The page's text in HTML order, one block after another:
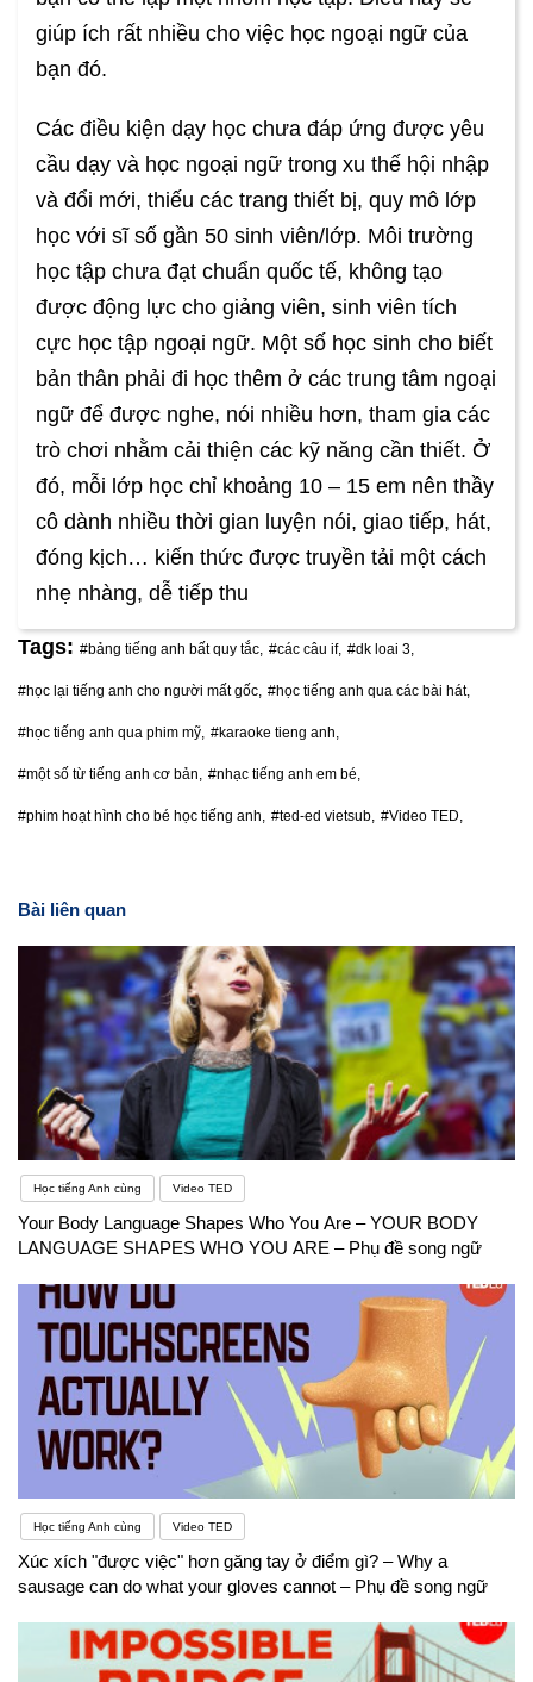
giúp ích rất nhiều cho việc học ngoại ngữ của
bạn đó.
Các điều kiện dạy học chưa đáp ứng được yêu
cầu dạy và học ngoại ngữ trong xu thế hội nhập
và đổi mới, thiếu các trang thiết bị, quy mô lớp
học với sĩ số gần 50 sinh viên/lớp. Môi trường
học tập chưa đạt chuẩn quốc tế, không tạo
được động lực cho giảng viên, sinh viên tích
cực học tập ngoại ngữ. Một số học sinh cho biết
bản thân phải đi học thêm ở các trung tâm ngoại
ngữ để được nghe, nói nhiều hơn, tham gia các
trò chơi nhằm cải thiện các kỹ năng cần thiết. Ở
đó, mỗi lớp học chỉ khoảng 10 – 15 em nên thầy
cô dành nhiều thời gian luyện nói, giao tiếp, hát,
đóng kịch… kiến thức được truyền tải một cách
nhẹ nhàng, dễ tiếp thu
Tags: #bảng tiếng anh bất quy tắc, #các câu if, #dk loai 3,
#học lại tiếng anh cho người mất gốc, #học tiếng anh qua các bài hát,
#học tiếng anh qua phim mỹ, #karaoke tieng anh,
#một số từ tiếng anh cơ bản, #nhạc tiếng anh em bé,
#phim hoạt hình cho bé học tiếng anh, #ted-ed vietsub, #Video TED,
Bài liên quan
Học tiếng Anh cùng Video TED
Your Body Language Shapes Who You Are – YOUR BODY
LANGUAGE SHAPES WHO YOU ARE – Phụ đề song ngữ
Học tiếng Anh cùng Video TED
Xúc xích "được việc" hơn găng tay ở điểm gì? – Why a
sausage can do what your gloves cannot – Phụ đề song ngữ